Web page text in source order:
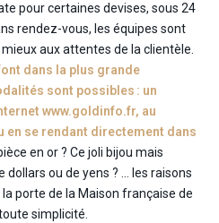
pour certaines devises, sous 24
rendez-vous, les équipes sont
aux attentes de la clientèle.
dans la plus grande
sont possibles : un
www.goldinfo.fr, au
en se rendant directement dans
en or ? Ce joli bijou mais
dollars ou de yens ? … les raisons
porte de la Maison française de
simplicité.